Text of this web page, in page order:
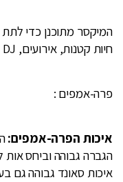
המיקסר מתוכנן כדי לתת
חיות קטנות, אירועים, DJ ומסיבות קריוקי ושירה בציבור.
פרה-אמפים :
איכות הפרה-אמפים:
הגברה גבוהה וביחס
איכות סאונד גבוהה גם